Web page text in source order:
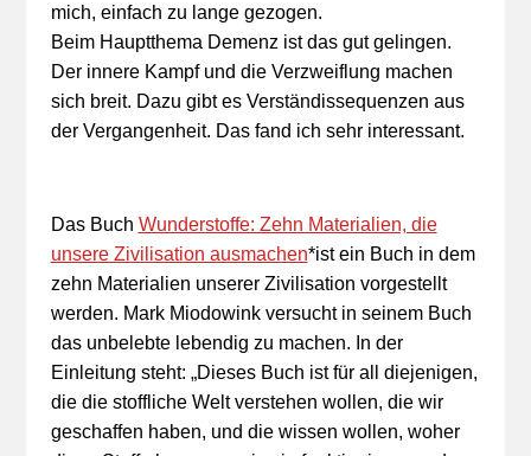
mich, einfach zu lange gezogen.
Beim Hauptthema Demenz ist das gut gelingen.
Der innere Kampf und die Verzweiflung machen
sich breit. Dazu gibt es Verständissequenzen aus
der Vergangenheit. Das fand ich sehr interessant.
Das Buch Wunderstoffe: Zehn Materialien, die
unsere Zivilisation ausmachen*ist ein Buch in dem
zehn Materialien unserer Zivilisation vorgestellt
werden. Mark Miodowink versucht in seinem Buch
das unbelebte lebendig zu machen. In der
Einleitung steht: „Dieses Buch ist für all diejenigen,
die die stoffliche Welt verstehen wollen, die wir
geschaffen haben, und die wissen wollen, woher